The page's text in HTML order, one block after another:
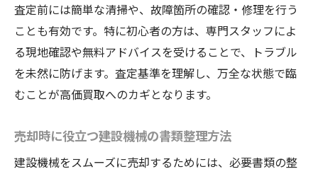
査定前には簡単な清掃や、故障箇所の確認・修理を行う
ことも有効です。特に初心者の方は、専門スタッフによ
る現地確認や無料アドバイスを受けることで、トラブル
を未然に防げます。査定基準を理解し、万全な状態で臨
むことが高価買取へのカギとなります。
売却時に役立つ建設機械の書類整理方法
建設機械をスムーズに売却するためには、必要書類の整